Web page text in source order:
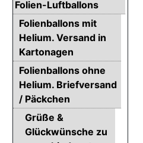
Folien-Luftballons
Folienballons mit
Helium. Versand in
Kartonagen
Folienballons ohne
Helium. Briefversand
/ Päckchen
Grüße &
Glückwünsche zu